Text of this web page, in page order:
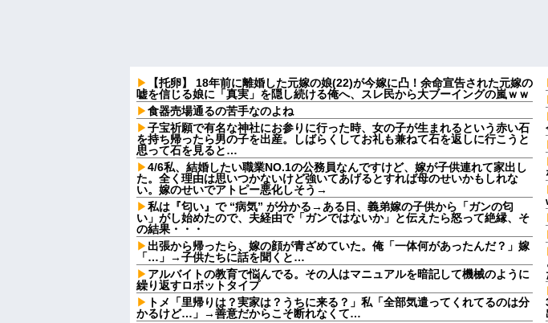
【托卵】 18年前に離婚した元嫁の娘(22)が今嫁に凸！余命宣告された元嫁の
嘘を信じる娘に「真実」を隠し続ける俺へ、スレ民から大ブーイングの嵐ｗｗ
食器売場通るの苦手なのよね
子宝祈願で有名な神社にお参りに行った時、女の子が生まれるという赤い石
を持ち帰ったら男の子を出産。しばらくしてお礼も兼ねて石を返しに行こうと
思って石を見ると…
4/6私、結婚したい職業NO.1の公務員なんですけど、嫁が子供連れて家出し
た。全く理由は思いつかないけど強いてあげるとすれば母のせいかもしれな
い。嫁のせいでアトピー悪化しそう→
私は『匂い』で “病気” が分かる→ある日、義弟嫁の子供から「ガンの匂
い」がし始めたので、夫経由で「ガンではないか」と伝えたら怒って絶縁、そ
の結果・・・
出張から帰ったら、嫁の顔が青ざめていた。俺「一体何があったんだ？」嫁
「…」→子供たちに話を聞くと…
アルバイトの教育で悩んでる。その人はマニュアルを暗記して機械のように
繰り返すロボットタイプ
トメ「里帰りは？実家は？うちに来る？」私「全部気遣ってくれてるのは分
かるけど…」→善意だからこそ断れなくて…